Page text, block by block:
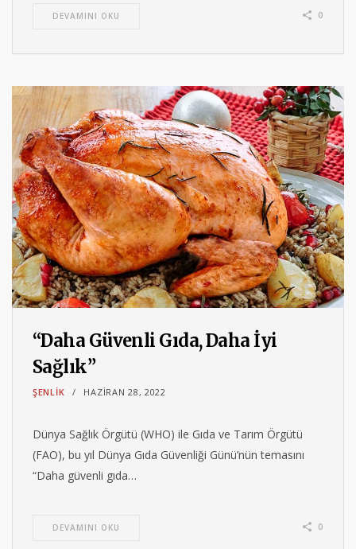
DEVAMINI OKU 0
“Daha Güvenli Gıda, Daha İyi
Sağlık”
ŞENLIK HAZIRAN 28, 2022
Dünya Sağlık Örgütü (WHO) ile Gıda ve Tarım Örgütü
(FAO), bu yıl Dünya Gıda Güvenliği Günü’nün temasını
“Daha güvenli gıda…
DEVAMINI OKU 0